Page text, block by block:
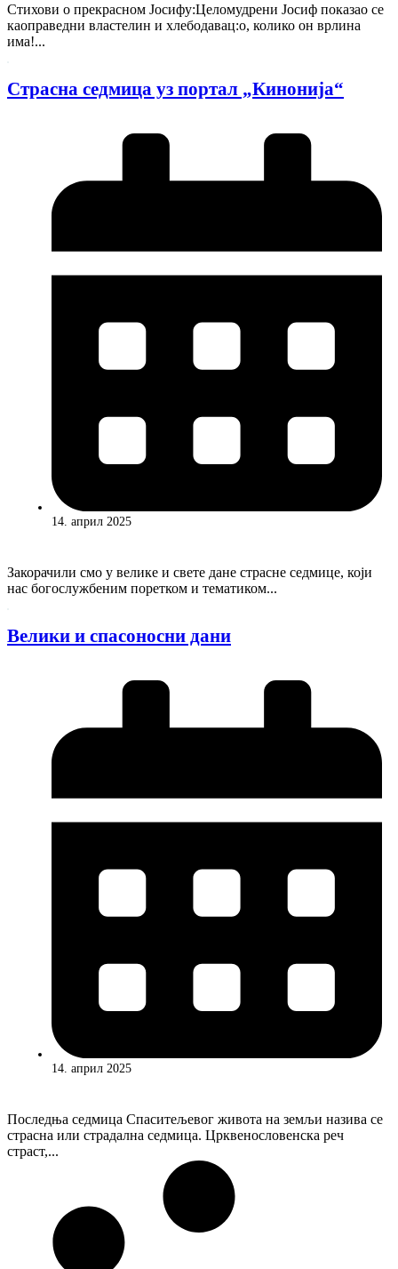
Стихови о прекрасном Јосифу:Целомудрени Јосиф показао се
каоправедни властелин и хлебодавац:о, колико он врлина
има!...
Страсна седмица уз портал „Кинонија“
14. април 2025
Закорачили смо у велике и свете дане страсне седмице, који
нас богослужбеним поретком и тематиком...
Велики и спасоносни дани
14. април 2025
Последња седмица Спаситељевог живота на земљи назива се
страсна или страдална седмица. Црквенословенска реч
страст,...